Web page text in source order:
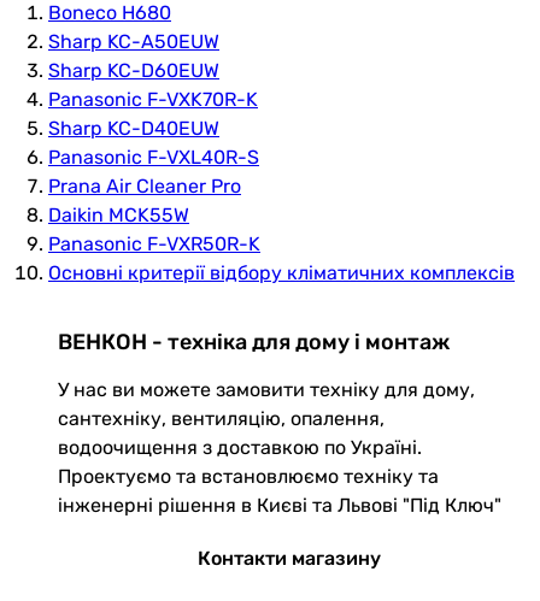
Boneco H680
Sharp KC-A50EUW
Sharp KC-D60EUW
Panasonic F-VXK70R-K
Sharp KC-D40EUW
Panasonic F-VXL40R-S
Prana Air Cleaner Pro
Daikin MCK55W
Panasonic F-VXR50R-K
Основні критерії відбору кліматичних комплексів
ВЕНКОН - техніка для дому і монтаж
У нас ви можете замовити техніку для дому,
сантехніку, вентиляцію, опалення,
водоочищення з доставкою по Україні.
Проектуємо та встановлюємо техніку та
інженерні рішення в Києві та Львові "Під Ключ"
Контакти магазину